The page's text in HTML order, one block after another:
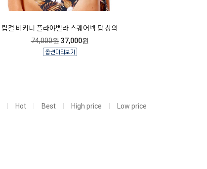
립컬 비키니 플라야벨라 스퀘어넥 탑 상의
74,000원 37,000원
Hot Best High price Low price